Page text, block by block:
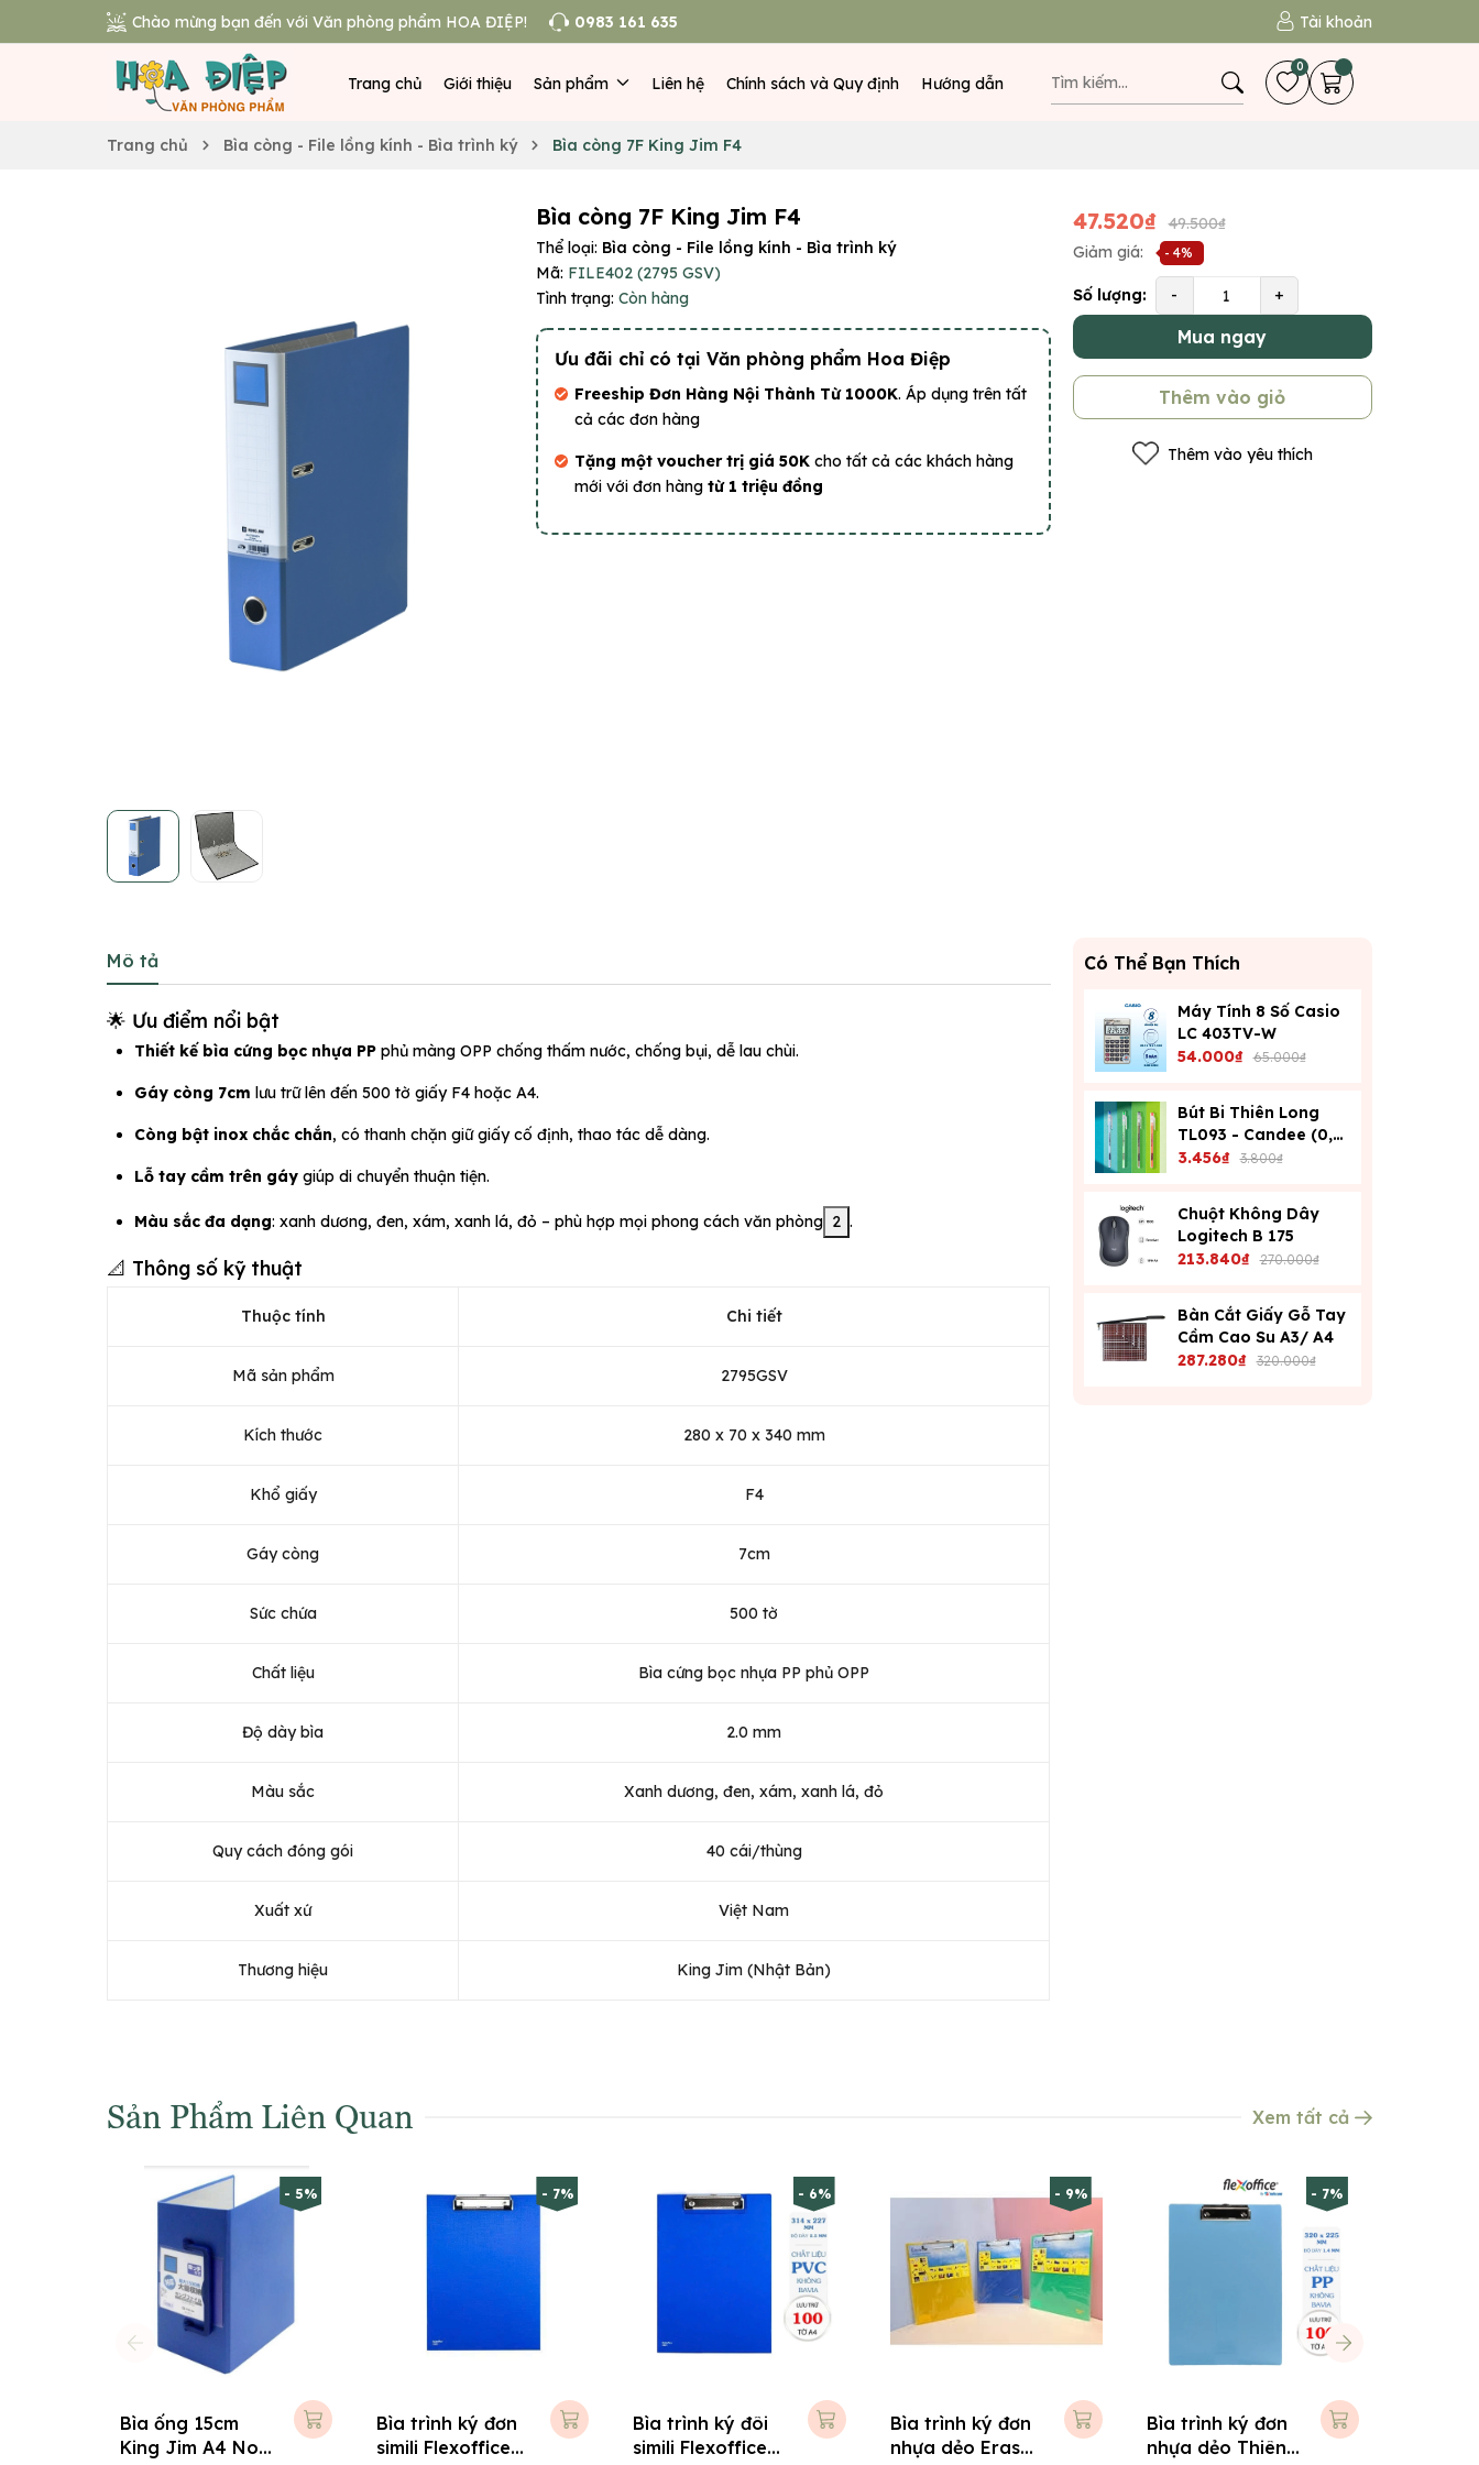
Chào mừng bạn đến với Văn phòng phẩm HOA ĐIỆP! 0983 161 635 Tài khoản
Trang chủ Giới thiệu Sản phẩm Liên hệ Chính sách và Quy định Hướng dẫn
0
Trang chủ Bìa còng - File lồng kính - Bìa trình ký Bìa còng 7F King Jim F4
Bìa còng 7F King Jim F4
Thể loại: Bìa còng - File lồng kính - Bìa trình ký
Mã: FILE402 (2795 GSV)
Tình trạng: Còn hàng
Ưu đãi chỉ có tại Văn phòng phẩm Hoa Điệp
Freeship Đơn Hàng Nội Thành Từ 1000K. Áp dụng trên tất
cả các đơn hàng
Tặng một voucher trị giá 50K cho tất cả các khách hàng
mới với đơn hàng từ 1 triệu đồng
47.520₫
49.500₫
Giảm giá:
- 4%
Số lượng: - +
Mua ngay
Thêm vào giỏ
Thêm vào yêu thích
Có Thể Bạn Thích
Máy Tính 8 Số Casio
LC 403TV-W
54.000₫ 65.000₫
Bút Bi Thiên Long
TL093 - Candee (0,6
Mm) - Xanh
3.456₫ 3.800₫
Chuột Không Dây
Logitech B 175
213.840₫ 270.000₫
Bàn Cắt Giấy Gỗ Tay
Cầm Cao Su A3/ A4
287.280₫ 320.000₫
Mô tả
🌟 Ưu điểm nổi bật
Thiết kế bìa cứng bọc nhựa PP phủ màng OPP chống thấm nước, chống bụi, dễ lau chùi.
Gáy còng 7cm lưu trữ lên đến 500 tờ giấy F4 hoặc A4.
Còng bật inox chắc chắn, có thanh chặn giữ giấy cố định, thao tác dễ dàng.
Lỗ tay cầm trên gáy giúp di chuyển thuận tiện.
Màu sắc đa dạng: xanh dương, đen, xám, xanh lá, đỏ – phù hợp mọi phong cách văn phòng 2 .
📐 Thông số kỹ thuật
Thuộc tính Chi tiết
Mã sản phẩm 2795GSV
Kích thước 280 x 70 x 340 mm
Khổ giấy F4
Gáy còng 7cm
Sức chứa 500 tờ
Chất liệu Bìa cứng bọc nhựa PP phủ OPP
Độ dày bìa 2.0 mm
Màu sắc Xanh dương, đen, xám, xanh lá, đỏ
Quy cách đóng gói 40 cái/thùng
Xuất xứ Việt Nam
Thương hiệu King Jim (Nhật Bản)
Sản Phẩm Liên Quan Xem tất cả
- 5%
Bìa ống 15cm
King Jim A4 No
- 7%
Bìa trình ký đơn
simili Flexoffice
- 6%
Bìa trình ký đôi
simili Flexoffice
- 9%
Bìa trình ký đơn
nhựa dẻo Eras
- 7%
Bìa trình ký đơn
nhựa dẻo Thiên